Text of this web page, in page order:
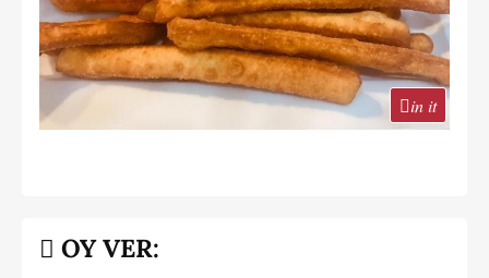
in it
OY VER: